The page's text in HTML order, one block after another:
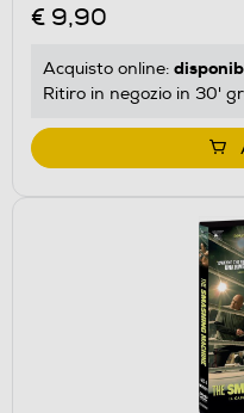
€ 9,90
Acquisto online:
Ritiro in negozio in 30'